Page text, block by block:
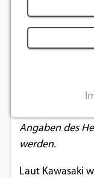
Kawasaki:
entgegen
04.10.2019
Die
Angaben des
werden.
Laut Kawasaki